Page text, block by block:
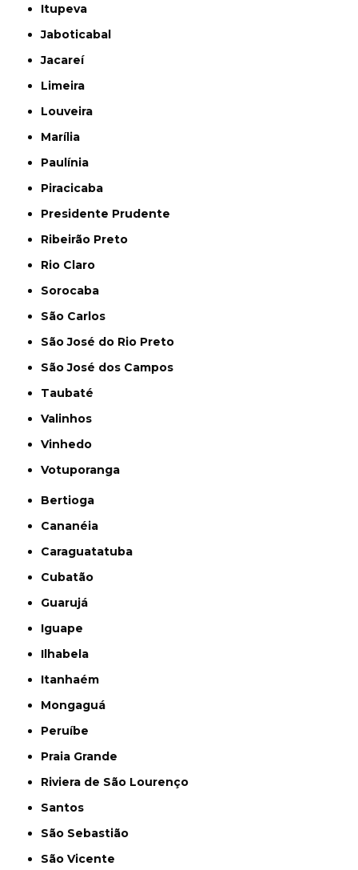
Itupeva
Jaboticabal
Jacareí
Limeira
Louveira
Marília
Paulínia
Piracicaba
Presidente Prudente
Ribeirão Preto
Rio Claro
Sorocaba
São Carlos
São José do Rio Preto
São José dos Campos
Taubaté
Valinhos
Vinhedo
Votuporanga
Bertioga
Cananéia
Caraguatatuba
Cubatão
Guarujá
Iguape
Ilhabela
Itanhaém
Mongaguá
Peruíbe
Praia Grande
Riviera de São Lourenço
Santos
São Sebastião
São Vicente